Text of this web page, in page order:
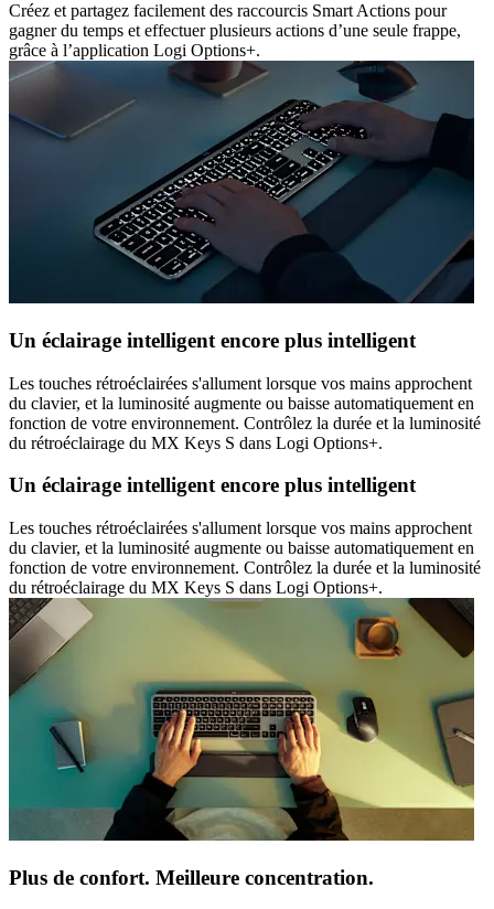
Créez et partagez facilement des raccourcis Smart Actions pour
gagner du temps et effectuer plusieurs actions d’une seule frappe,
grâce à l’application Logi Options+.
Un éclairage intelligent encore plus intelligent
Les touches rétroéclairées s'allument lorsque vos mains approchent
du clavier, et la luminosité augmente ou baisse automatiquement en
fonction de votre environnement. Contrôlez la durée et la luminosité
du rétroéclairage du MX Keys S dans Logi Options+.
Un éclairage intelligent encore plus intelligent
Les touches rétroéclairées s'allument lorsque vos mains approchent
du clavier, et la luminosité augmente ou baisse automatiquement en
fonction de votre environnement. Contrôlez la durée et la luminosité
du rétroéclairage du MX Keys S dans Logi Options+.
Plus de confort. Meilleure concentration.